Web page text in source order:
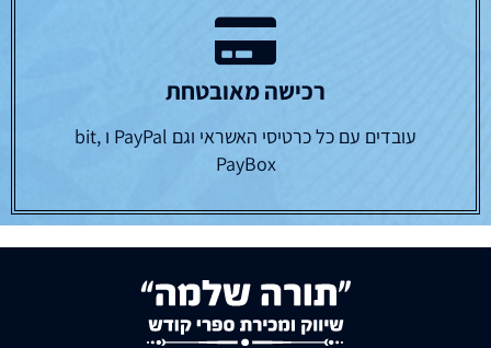
רכישה מאובטחת
עובדים עם כל כרטיסי האשראי וגם PayPal ו bit,
PayBox